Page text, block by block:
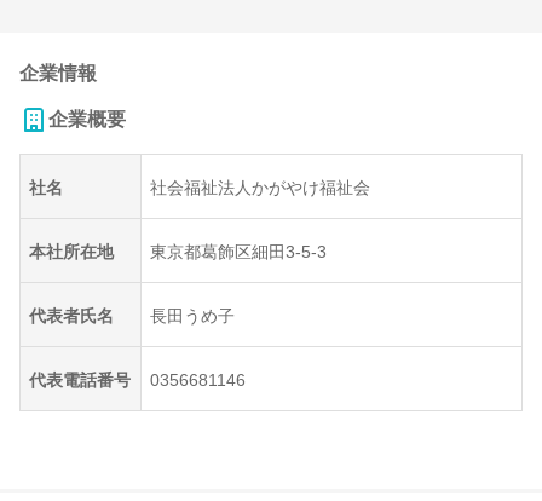
企業情報
企業概要
社名 社会福祉法人かがやけ福祉会
本社所在地 東京都葛飾区細田3-5-3
代表者氏名 長田うめ子
代表電話番号 0356681146